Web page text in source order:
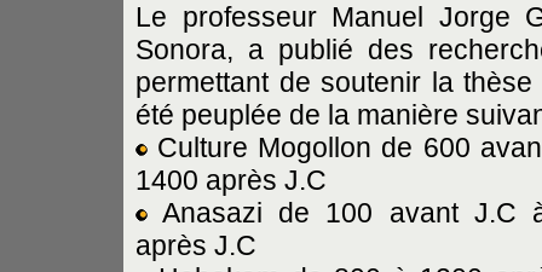
Le professeur Manuel Jorge
Sonora, a publié des
permettant de soutenir la
été peuplée de la manière
Culture Mogollon de 600
1400 après J.C
Anasazi de 100 avant J.C
après J.C